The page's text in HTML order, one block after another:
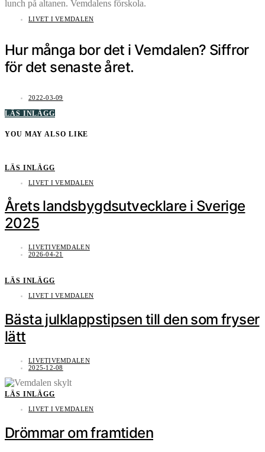
LIVET I VEMDALEN
Hur många bor det i Vemdalen? Siffror
för det senaste året.
2022-03-09
LÄS INLÄGG
YOU MAY ALSO LIKE
LÄS INLÄGG
LIVET I VEMDALEN
Årets landsbygdsutvecklare i Sverige
2025
LIVETIVEMDALEN
2026-04-21
LÄS INLÄGG
LIVET I VEMDALEN
Bästa julklappstipsen till den som fryser
lätt
LIVETIVEMDALEN
2025-12-08
LÄS INLÄGG
LIVET I VEMDALEN
Drömmar om framtiden